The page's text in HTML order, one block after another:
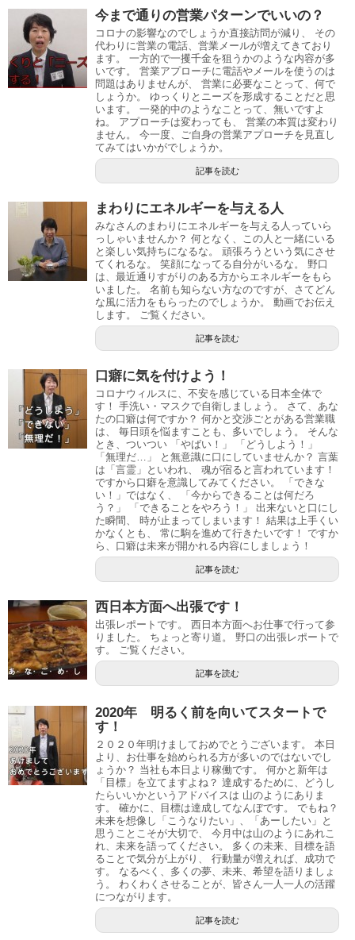
今まで通りの営業パターンでいいの？
コロナの影響なのでしょうか直接訪問が減り、 その
代わりに営業の電話、営業メールが増えてきており
ます。 一方的で一攫千金を狙うかのような内容が多
いです。 営業アプローチに電話やメールを使うのは
問題はありませんが、 営業に必要なことって、何で
しょうか。 ゆっくりとニーズを形成することだと思
います。 一発的中のようなことって、無いですよ
ね。 アプローチは変わっても、 営業の本質は変わり
ません。 今一度、ご自身の営業アプローチを見直し
てみてはいかがでしょうか。
記事を読む
まわりにエネルギーを与える人
みなさんのまわりにエネルギーを与える人っていら
っしゃいませんか？ 何となく、この人と一緒にいる
と楽しい気持ちになるな。 頑張ろうという気にさせ
てくれるな。 笑顔になってる自分がいるな。 野口
は、最近通りすがりのある方からエネルギーをもら
いました。 名前も知らない方なのですが、さてどん
な風に活力をもらったのでしょうか。 動画でお伝え
します。 ご覧ください。
記事を読む
口癖に気を付けよう！
コロナウィルスに、不安を感じている日本全体で
す！ 手洗い・マスクで自衛しましょう。 さて、あな
たの口癖は何ですか？ 何かと交渉ごとがある営業職
は、 毎日頭を悩ますことも、多いでしょう。 そんな
とき、ついつい 「やばい！」 「どうしよう！」
「無理だ…」 と無意識に口にしていませんか？ 言葉
は「言霊」といわれ、 魂が宿ると言われています！
ですから口癖を意識してみてください。 「できな
い！」ではなく、 「今からできることは何だろ
う？」 「できることをやろう！」 出来ないと口にし
た瞬間、 時が止まってしまいます！ 結果は上手くい
かなくとも、 常に駒を進めて行きたいです！ ですか
ら、口癖は未来が開かれる内容にしましょう！
記事を読む
西日本方面へ出張です！
出張レポートです。 西日本方面へお仕事で行って参
りました。 ちょっと寄り道。 野口の出張レポートで
す。 ご覧ください。
記事を読む
2020年 明るく前を向いてスタートで
す！
２０２０年明けましておめでとうございます。 本日
より、お仕事を始められる方が多いのではないでし
ょうか？ 当社も本日より稼働です。 何かと新年は
「目標」を立てますよね？ 達成するために、どうし
たらいいかというアドバイスは 山のようにありま
す。 確かに、目標は達成してなんぼです。 でもね？
未来を想像し「こうなりたい」、「あーしたい」と
思うことこそが大切で、 今月中は山のようにあれこ
れ、未来を語ってください。 多くの未来、目標を語
ることで気分が上がり、 行動量が増えれば、成功で
す。 なるべく、多くの夢、未来、希望を語りましょ
う。 わくわくさせることが、皆さん一人一人の活躍
につながります。
記事を読む